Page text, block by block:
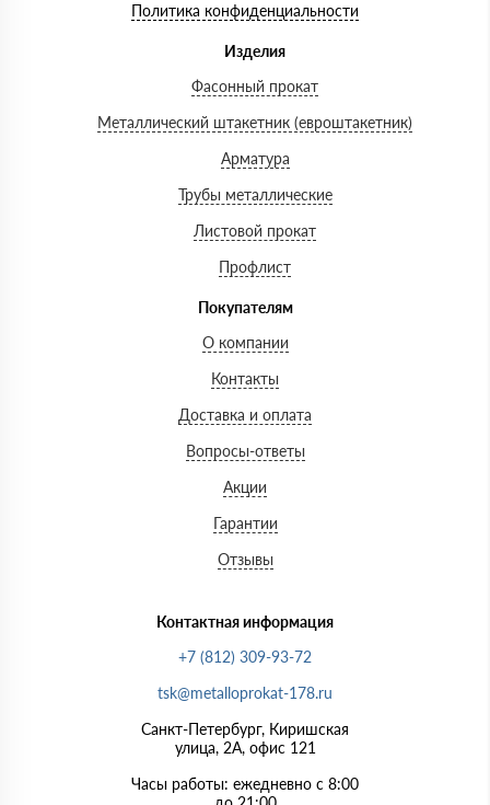
Политика конфиденциальности
Изделия
Фасонный прокат
Металлический штакетник (евроштакетник)
Арматура
Трубы металлические
Листовой прокат
Профлист
Покупателям
О компании
Контакты
Доставка и оплата
Вопросы-ответы
Акции
Гарантии
Отзывы
Контактная информация
+7 (812) 309-93-72
tsk@metalloprokat-178.ru
Санкт-Петербург, Киришская
улица, 2А, офис 121
Часы работы: ежедневно с 8:00